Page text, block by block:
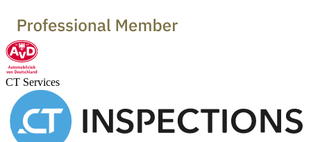
CT Services